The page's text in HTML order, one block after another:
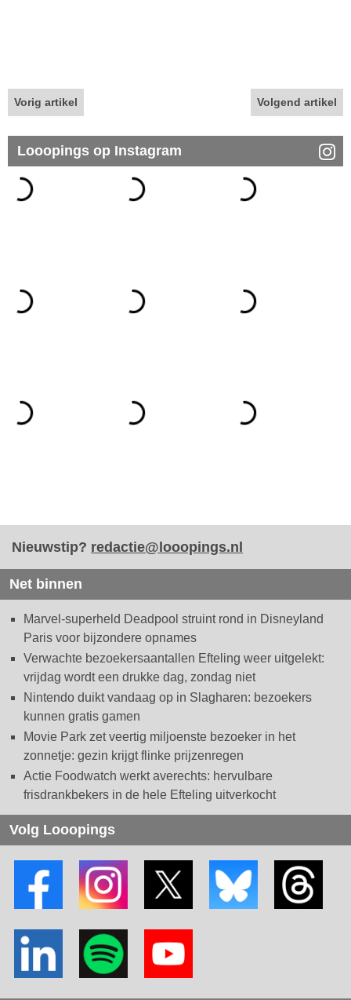
Vorig artikel Volgend artikel
Looopings op Instagram
Nieuwstip? redactie@looopings.nl
Net binnen
Marvel-superheld Deadpool struint rond in Disneyland
Paris voor bijzondere opnames
Verwachte bezoekersaantallen Efteling weer uitgelekt:
vrijdag wordt een drukke dag, zondag niet
Nintendo duikt vandaag op in Slagharen: bezoekers
kunnen gratis gamen
Movie Park zet veertig miljoenste bezoeker in het
zonnetje: gezin krijgt flinke prijzenregen
Actie Foodwatch werkt averechts: hervulbare
frisdrankbekers in de hele Efteling uitverkocht
Volg Looopings